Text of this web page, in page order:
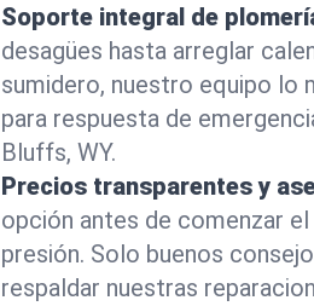
Soporte integral de
desagües hasta arreglar
sumidero, nuestro equipo lo
para respuesta de
Bluffs, WY.
Precios transparentes y
opción antes de comenzar
presión. Solo buenos
respaldar nuestras